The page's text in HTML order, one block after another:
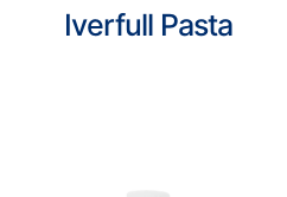
Iverfull Pasta